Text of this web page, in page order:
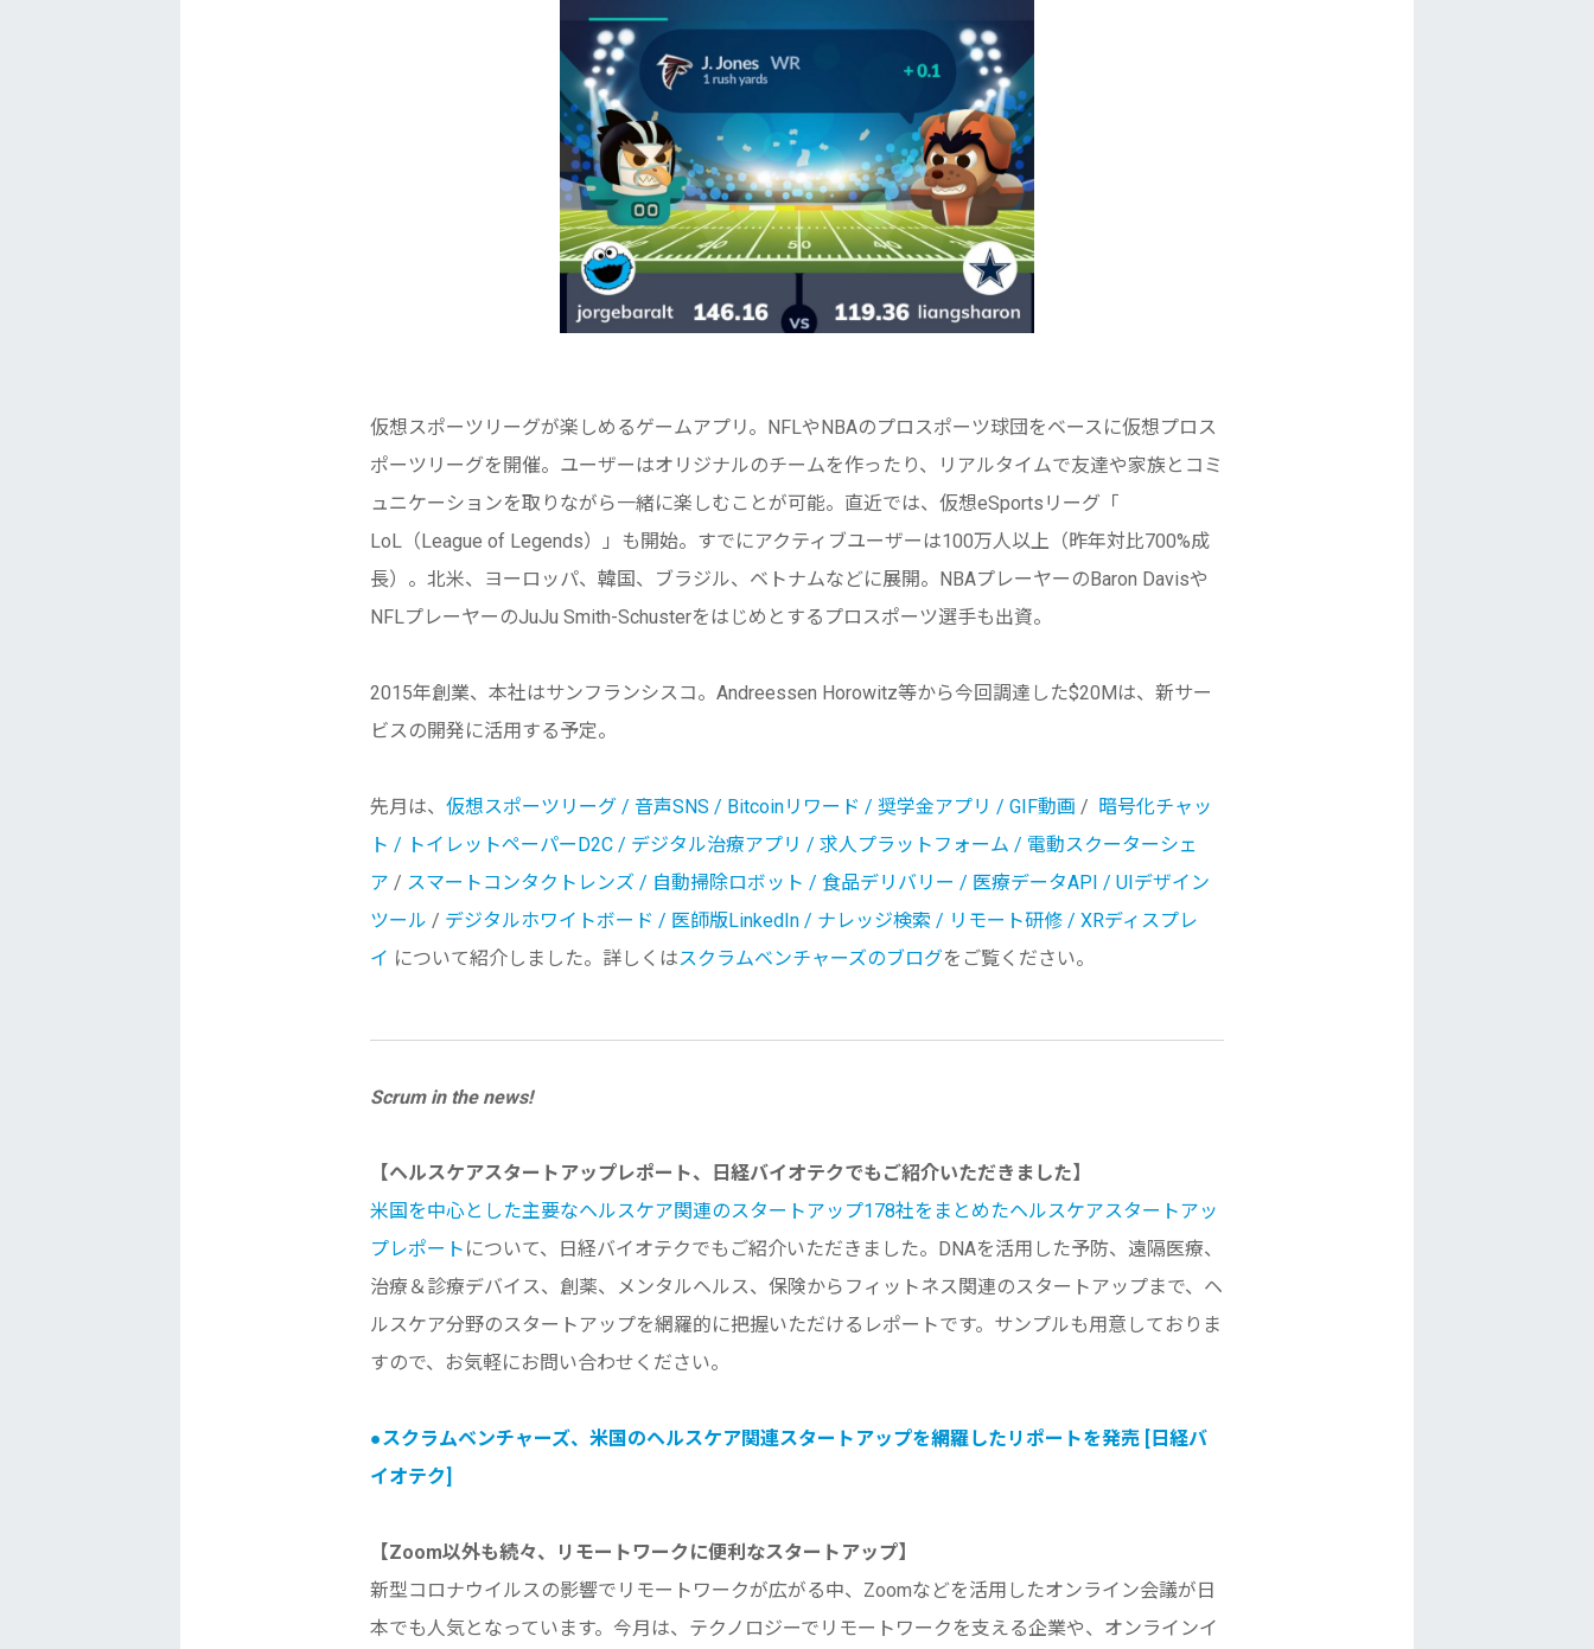
仮想スポーツリーグが楽しめるゲームアプリ。 NFLやNBAのプロスポーツ球団をベースに仮想プロス
ポーツリ ーグを開催。ユーザーはオリジナルのチームを作ったり、
リアルタイムで友達や家族とコミ
ュニケーションを取りながら一緒に楽しむことが可能。直近では、仮想eSportsリーグ「
LoL（League of Legends）」も開始。 すでにアクティブユーザーは100万人以上（昨年対比700%成
長）。北米、ヨーロッパ、韓国、ブラジル、 ベトナムなどに展開。NBAプレーヤーのBaron Davisや
NFLプレーヤーのJuJu Smith-Schusterをはじめとするプロスポーツ選手も出資。
2015年創業、本社はサンフランシスコ。Andreessen Horowitz等から今回調達した$20Mは、 新サー
ビスの開発に活用する予定。
先月は、 仮想スポーツリーグ / 音声SNS / Bitcoinリワード / 奨学金アプリ / GIF動画 / 暗号化チャッ
ト / トイレットペーパーD2C / デジタル治療アプリ / 求人プラットフォーム / 電動スクーターシェ
ア / スマートコンタクトレンズ / 自動掃除ロボット / 食品デリバリー / 医療データAPI / UIデザイン
ツール / デジタルホワイトボード / 医師版LinkedIn / ナレッジ検索 / リモート研修 / XRディスプレ
イ について紹介しました。詳しくはスクラムベンチャーズのブログを ご覧ください。
Scrum in the news!
【ヘルスケアスタートアップレポート、
日経バイオテクでもご紹介いただきました】
米国を中心とした主要なヘルスケア関連のスタートアップ178社をまとめたヘルスケアスタートアッ
プレポート について、 日経バイオテクでもご紹介いただきました。 DNAを活用した予防、遠隔医療、
治療＆診療デバイス、創薬、
メンタルヘルス、 保険からフィットネス関連のスタートアップまで、 ヘ
ルスケア分野のスタートアップを網羅的に把握いただけるレポー トです。サンプルも用意しておりま
すので、 お気軽にお問い合わせください。
●スクラムベンチャーズ、 米国のヘルスケア関連スタートアップを網羅したリポートを発売 [日経バ
イオテク]
【Zoom以外も続々、リモートワークに便利なスタートアップ】
新型コロナウイルスの影響でリモートワークが広がる中、 Zoomなどを活用したオンライン会議が日
本でも人気となってい ます。今月は、テクノロジーでリモートワークを支える企業や、 オンラインイ